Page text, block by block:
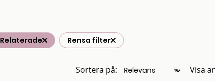
Relaterade Rensa filter
Sortera på: Visa